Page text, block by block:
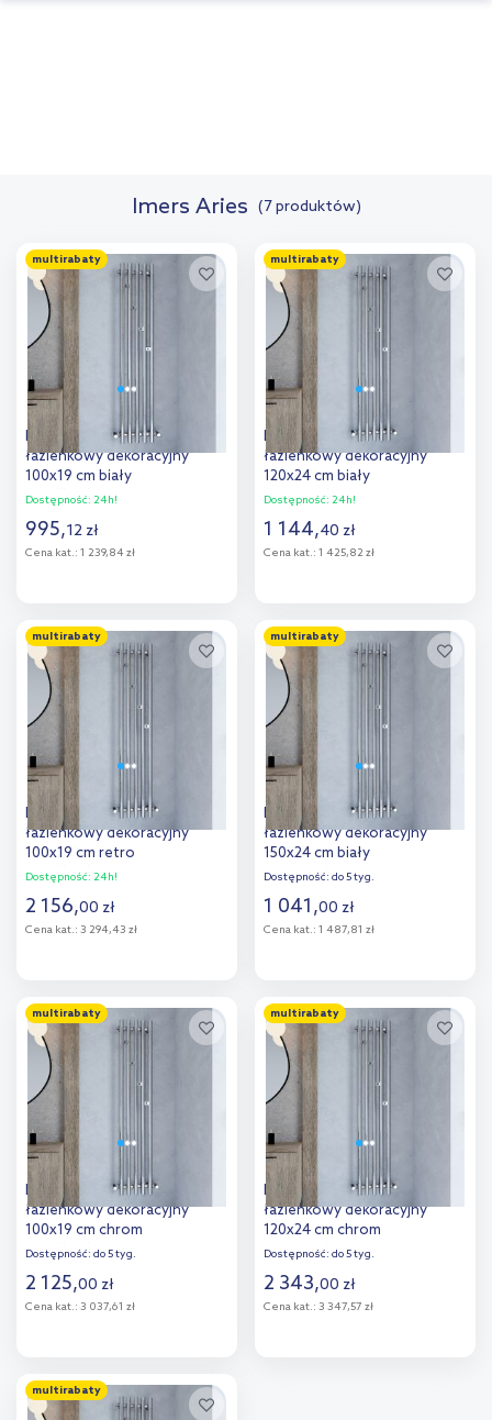
Imers Aries (7 produktów)
multirabaty
Imers Aries grzejnik
łazienkowy dekoracyjny
100x19 cm biały
G00119010002
Dostępność: 24h!
995,12 zł
Cena kat.: 1 239,84 zł
multirabaty
Imers Aries grzejnik
łazienkowy dekoracyjny
120x24 cm biały
G00124012002
Dostępność: 24h!
1 144,40 zł
Cena kat.: 1 425,82 zł
multirabaty
Imers Aries grzejnik
łazienkowy dekoracyjny
100x19 cm retro
G00119010004
Dostępność: 24h!
2 156,00 zł
Cena kat.: 3 294,43 zł
multirabaty
Imers Aries grzejnik
łazienkowy dekoracyjny
150x24 cm biały
G00124015002
Dostępność: do 5 tyg.
1 041,00 zł
Cena kat.: 1 487,81 zł
multirabaty
Imers Aries grzejnik
łazienkowy dekoracyjny
100x19 cm chrom
G00119010003
Dostępność: do 5 tyg.
2 125,00 zł
Cena kat.: 3 037,61 zł
multirabaty
Imers Aries grzejnik
łazienkowy dekoracyjny
120x24 cm chrom
G00124012003
Dostępność: do 5 tyg.
2 343,00 zł
Cena kat.: 3 347,57 zł
multirabaty